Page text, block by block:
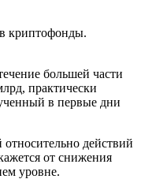
криптофонды.
большей части
практически
в первые дни
действий
от снижения
уровне.